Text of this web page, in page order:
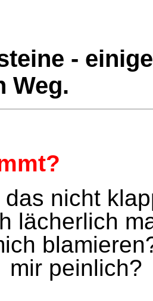
-
Weg.
das nicht
lächerlich
mir peinlich?